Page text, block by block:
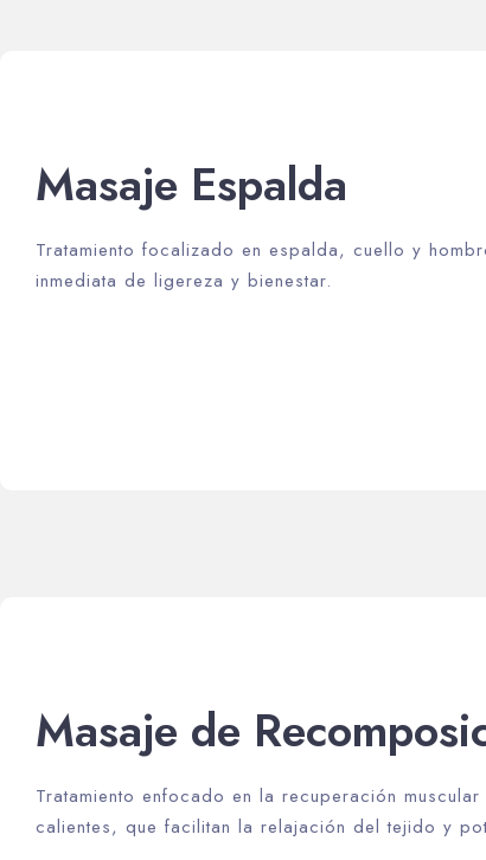
Masaje Espalda
Tratamiento focalizado en espalda, cuello y
inmediata de ligereza y bienestar.
Masaje de
Tratamiento enfocado en la recuperación
calientes, que facilitan la relajación del tejido y